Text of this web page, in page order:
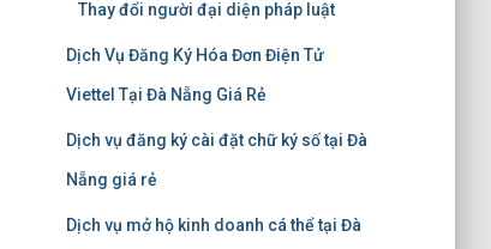
Thay đổi người đại diện pháp luật
Dịch Vụ Đăng Ký Hóa Đơn Điện Tử
Viettel Tại Đà Nẵng Giá Rẻ
Dịch vụ đăng ký cài đặt chữ ký số tại Đà
Nẵng giá rẻ
Dịch vụ mở hộ kinh doanh cá thể tại Đà